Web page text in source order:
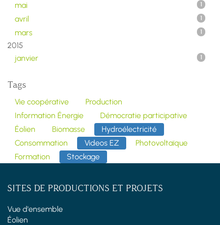
mai 1
avril 1
mars 1
2015
janvier
1
Tags
Vie coopérative
Production
Information Énergie
Démocratie participative
Éolien
Biomasse
Hydroélectricité
Consommation
Videos EZ
Photovoltaïque
Formation
Stockage
SITES DE PRODUCTIONS ET PROJETS
Vue d'ensemble
Éolien